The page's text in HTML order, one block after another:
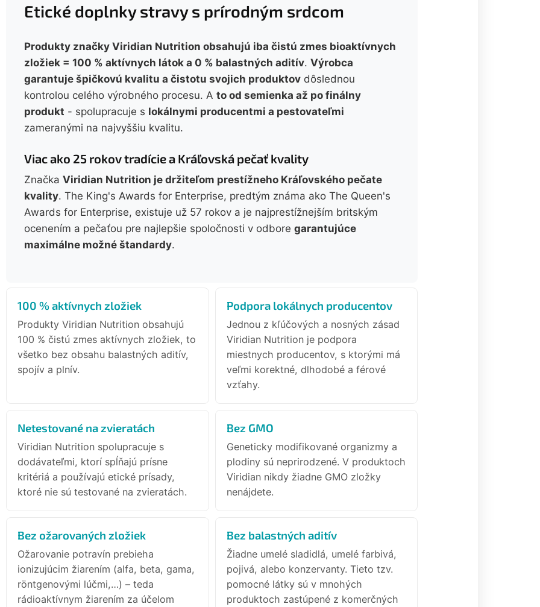
Etické doplnky stravy s prírodným srdcom
Produkty značky Viridian Nutrition obsahujú iba čistú zmes bioaktívnych
zložiek = 100 % aktívnych látok a 0 % balastných aditív. Výrobca
garantuje špičkovú kvalitu a čistotu svojich produktov dôslednou
kontrolou celého výrobného procesu. A to od semienka až po finálny
produkt - spolupracuje s lokálnymi producentmi a pestovateľmi
zameranými na najvyššiu kvalitu.
Viac ako 25 rokov tradície a Kráľovská pečať kvality
Značka Viridian Nutrition je držiteľom prestížneho Kráľovského pečate
kvality. The King's Awards for Enterprise, predtým známa ako The Queen's
Awards for Enterprise, existuje už 57 rokov a je najprestížnejším britským
ocenením a pečaťou pre najlepšie spoločnosti v odbore garantujúce
maximálne možné štandardy.
100 % aktívnych zložiek
Produkty Viridian Nutrition obsahujú
100 % čistú zmes aktívnych zložiek, to
všetko bez obsahu balastných aditív,
spojív a plnív.
Podpora lokálnych producentov
Jednou z kľúčových a nosných zásad
Viridian Nutrition je podpora
miestnych producentov, s ktorými má
veľmi korektné, dlhodobé a férové
vzťahy.
Netestované na zvieratách
Viridian Nutrition spolupracuje s
dodávateľmi, ktorí spĺňajú prísne
kritériá a používajú etické prísady,
ktoré nie sú testované na zvieratách.
Bez GMO
Geneticky modifikované organizmy a
plodiny sú neprirodzené. V produktoch
Viridian nikdy žiadne GMO zložky
nenájdete.
Bez ožarovaných zložiek
Ožarovanie potravín prebieha
ionizujúcim žiarením (alfa, beta, gama,
röntgenovými lúčmi,…) – teda
rádioaktívnym žiarením za účelom
Bez balastných aditív
Žiadne umelé sladidlá, umelé farbivá,
pojivá, alebo konzervanty. Tieto tzv.
pomocné látky sú v mnohých
produktoch zastúpené z komerčných